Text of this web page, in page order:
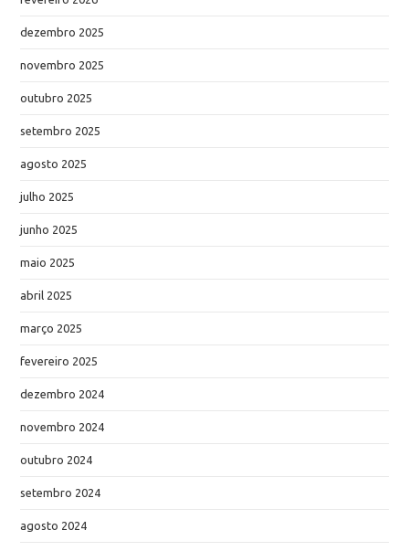
dezembro 2025
novembro 2025
outubro 2025
setembro 2025
agosto 2025
julho 2025
junho 2025
maio 2025
abril 2025
março 2025
fevereiro 2025
dezembro 2024
novembro 2024
outubro 2024
setembro 2024
agosto 2024